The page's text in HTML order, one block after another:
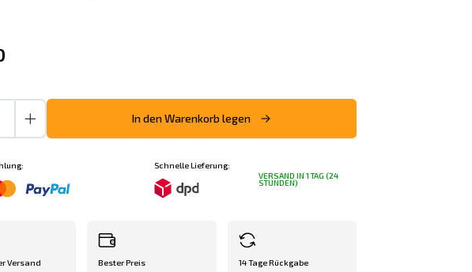
In den Warenkorb legen
Schnelle Lieferung:
VERSAND IN 1 TAG (24
STUNDEN)
Versand Bester Preis 14 Tage Rückgabe